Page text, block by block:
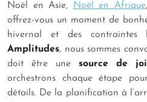
Noël en Asie, Noël en Afrique
offrez-vous un moment de
hivernal et des contraintes
Amplitudes, nous sommes
doit être une source de
orchestrons chaque étape
détails. De la planification à